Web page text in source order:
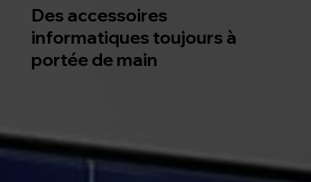
Des accessoires
informatiques toujours à
portée de main